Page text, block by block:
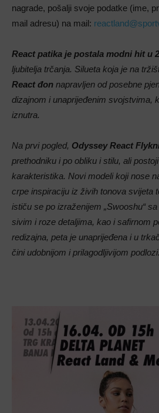
nagrade, pošalji svoje podatke (ime,
mail adresu) na mail:
React patika je postala modni hit u
ljubitelja trčanja. Silueta koja je na
React đon napravljen od posebne
dizajnom i unaprijeđenim svojstvima,
iznutra.
Na prvi pogled, Odyssey React
prethodniku i po obliku i stilu, ali
karakteristika. Novi modeli koji nose
crpe inspiraciju iz živih tonova svijeta
ističu se po izraženijem „Swooshu“
sivim i roze detaljima, kao i safirnom
redizajna, peta je unaprijeđena i u
čini udobnijom i prilagodljivijom podlozi.